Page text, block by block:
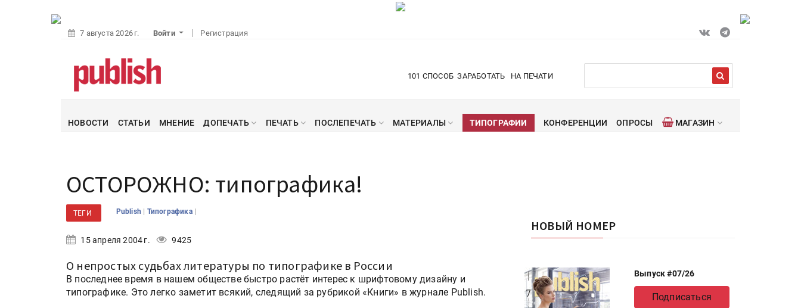
7 августа 2026 г. Войти Регистрация
101 СПОСОБ ЗАРАБОТАТЬ НА ПЕЧАТИ
НОВОСТИ СТАТЬИ МНЕНИЕ ДОПЕЧАТЬ ПЕЧАТЬ ПОСЛЕПЕЧАТЬ МАТЕРИАЛЫ ТИПОГРАФИИ КОНФЕРЕНЦИИ ОПРОСЫ МАГАЗИН
ОСТОРОЖНО: типографика!
ТЕГИ Publish | Типографика |
15 апреля 2004 г. 9425
О непростых судьбах литературы по типографике в России
В последнее время в нашем обществе быстро растёт интерес к шрифтовому дизайну и
типографике. Это легко заметит всякий, следящий за рубрикой «Книги» в журнале Publish.
НОВЫЙ НОМЕР
Выпуск #07/26
Подписаться